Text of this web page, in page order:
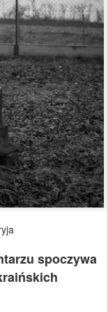
spoczywa